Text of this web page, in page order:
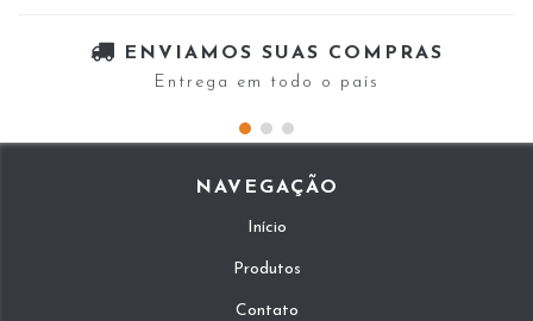
ENVIAMOS SUAS COMPRAS
Entrega em todo o país
NAVEGAÇÃO
Início
Produtos
Contato